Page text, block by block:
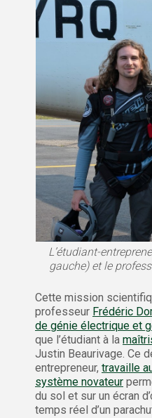
L’étudiant-
gauche) et le
Cette mission
professeur Frédéric
de génie électrique et
que l’étudiant à la
Justin Beaurivage. Ce
entrepreneur, travaille
système novateur
du sol et sur un écran
temps réel d’un